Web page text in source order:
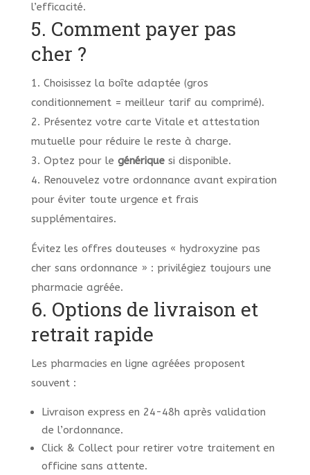
l’efficacité.
5. Comment payer pas
cher ?
1. Choisissez la boîte adaptée (gros
conditionnement = meilleur tarif au comprimé).
2. Présentez votre carte Vitale et attestation
mutuelle pour réduire le reste à charge.
3. Optez pour le génériquesi disponible.
4. Renouvelez votre ordonnance avant expiration
pour éviter toute urgence et frais
supplémentaires.
Évitez les offres douteuses « hydroxyzine pas
cher sans ordonnance » : privilégiez toujours une
pharmacie agréée.
6. Options de livraison et
retrait rapide
Les pharmacies en ligne agréées proposent
souvent :
Livraison express en 24-48h après validation
de l’ordonnance.
Click & Collect pour retirer votre traitement en
officine sans attente.